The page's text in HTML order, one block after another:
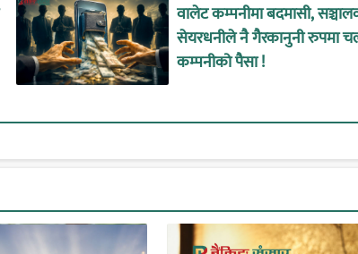
वालेट कम्पनीमा बदमासी,
सेयरधनीले नै गैरकानुनी रुपमा
कम्पनीको पैसा !